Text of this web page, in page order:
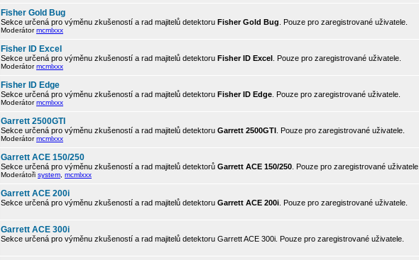
Fisher Gold Bug
Sekce určená pro výměnu zkušeností a rad majitelů detektoru Fisher Gold Bug . Pouze pro zaregistrované uživatele.
Moderátormcmlxxx
Fisher ID Excel
Sekce určená pro výměnu zkušeností a rad majitelů detektoru Fisher ID Excel . Pouze pro zaregistrované uživatele.
Moderátormcmlxxx
Fisher ID Edge
Sekce určená pro výměnu zkušeností a rad majitelů detektoru Fisher ID Edge . Pouze pro zaregistrované uživatele.
Moderátormcmlxxx
Garrett 2500GTI
Sekce určená pro výměnu zkušeností a rad majitelů detektoru Garrett 2500GTI . Pouze pro zaregistrované uživatele.
Moderátormcmlxxx
Garrett ACE 150/250
Sekce určená pro výměnu zkušeností a rad majitelů detektorů Garrett ACE 150/250 . Pouze pro zaregistrované uživatele.
Moderátoři system mcmlxxx
Garrett ACE 200i
Sekce určená pro výměnu zkušeností a rad majitelů detektoru Garrett ACE 200i . Pouze pro zaregistrované uživatele.
Garrett ACE 300i
Sekce určená pro výměnu zkušeností a rad majitelů detektoru Garrett ACE 300i. Pouze pro zaregistrované uživatele.